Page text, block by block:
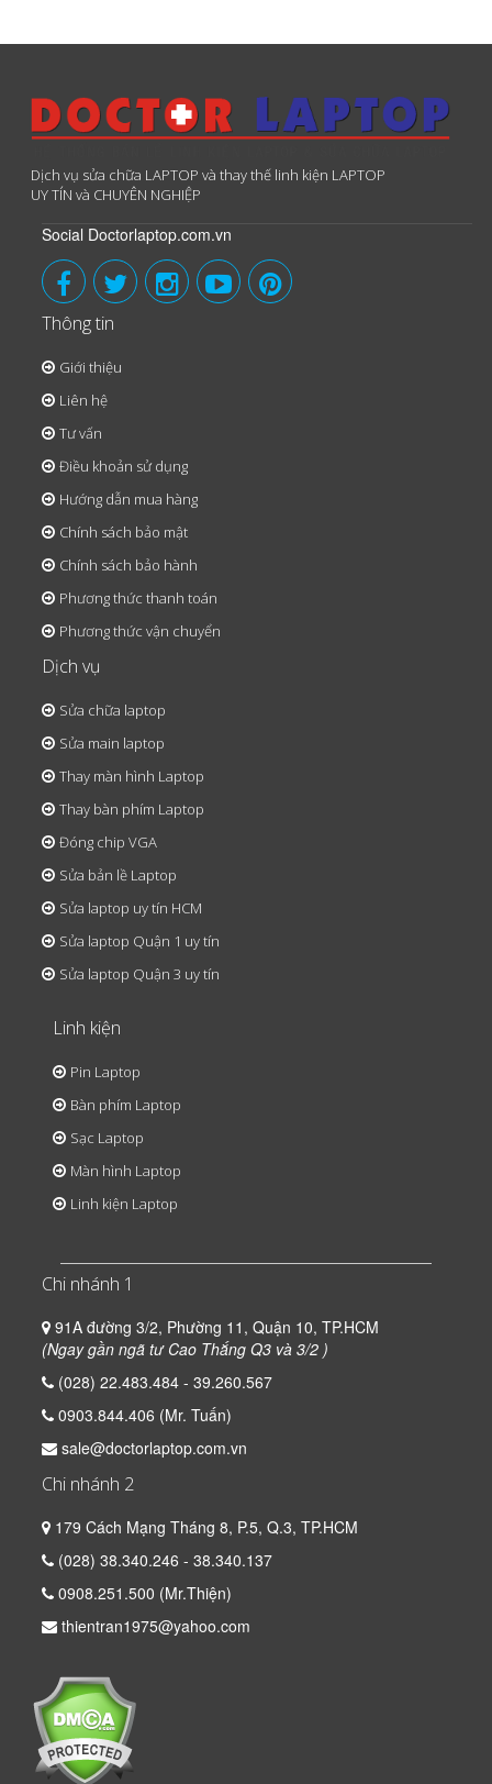
Dịch vụ sửa chữa LAPTOP và thay thế linh kiện LAPTOP
UY TÍN và CHUYÊN NGHIỆP
Social Doctorlaptop.com.vn
Thông tin
Giới thiệu
Liên hệ
Tư vấn
Điều khoản sử dụng
Hướng dẫn mua hàng
Chính sách bảo mật
Chính sách bảo hành
Phương thức thanh toán
Phương thức vận chuyển
Dịch vụ
Sửa chữa laptop
Sửa main laptop
Thay màn hình Laptop
Thay bàn phím Laptop
Đóng chip VGA
Sửa bản lề Laptop
Sửa laptop uy tín HCM
Sửa laptop Quận 1 uy tín
Sửa laptop Quận 3 uy tín
Linh kiện
Pin Laptop
Bàn phím Laptop
Sạc Laptop
Màn hình Laptop
Linh kiện Laptop
Chi nhánh 1
91A đường 3/2, Phường 11, Quận 10, TP.HCM
(Ngay gần ngã tư Cao Thắng Q3 và 3/2 )
(028) 22.483.484 - 39.260.567
0903.844.406 (Mr. Tuấn)
sale@doctorlaptop.com.vn
Chi nhánh 2
179 Cách Mạng Tháng 8, P.5, Q.3, TP.HCM
(028) 38.340.246 - 38.340.137
0908.251.500 (Mr.Thiện)
thientran1975@yahoo.com